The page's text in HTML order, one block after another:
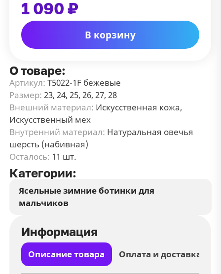
1 090 ₽
В корзину
О товаре:
Артикул: T5022-1F бежевые
Размер: 23, 24, 25, 26, 27, 28
Внешний материал: Искусственная кожа,
Искусственный мех
Внутренний материал: Натуральная овечья
шерсть (набивная)
Осталось: 11 шт.
Категории:
Ясельные зимние ботинки для
мальчиков
Информация
Описание товара Оплата и доставка